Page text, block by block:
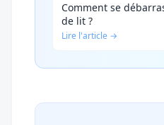
Comment se
de lit ?
Lire l'article →